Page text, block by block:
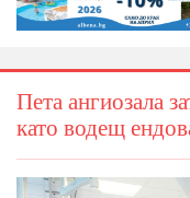
Пета ангиозала
като водещ